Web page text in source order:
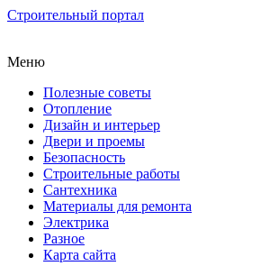
Строительный портал
Меню
Полезные советы
Отопление
Дизайн и интерьер
Двери и проемы
Безопасность
Строительные работы
Сантехника
Материалы для ремонта
Электрика
Разное
Карта сайта